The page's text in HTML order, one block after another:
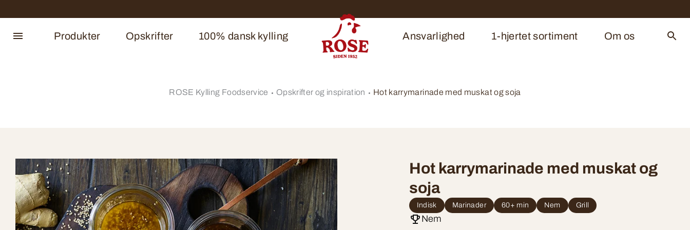
Produkter Opskrifter 100% dansk kylling Ansvarlighed 1-hjertet sortiment Om os
ROSE Kylling Foodservice Opskrifter og inspiration Hot karrymarinade med muskat og soja
Hot karrymarinade med muskat og
soja
Indisk Marinader 60+ min Nem Grill
Nem